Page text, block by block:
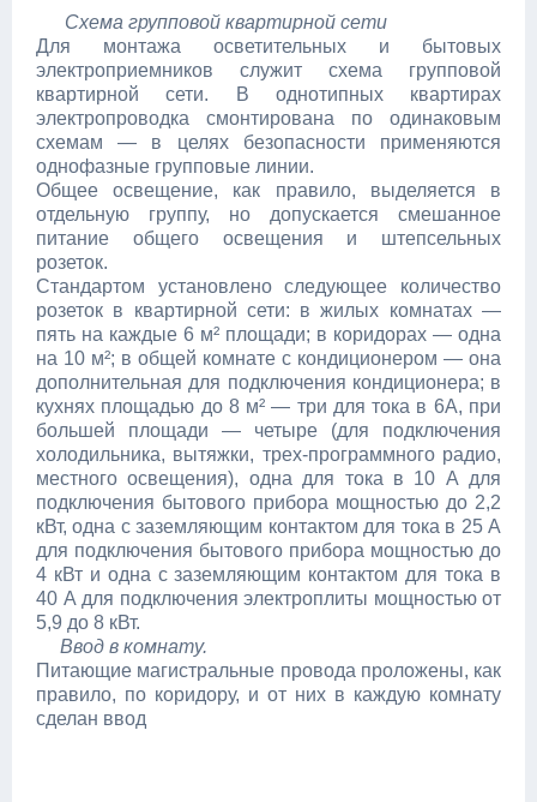
Схема групповой квартирной сети
Для монтажа осветительных и бытовых
электроприемников служит схема групповой
квартирной сети. В однотипных квартирах
электропроводка смонтирована по одинаковым
схемам — в целях безопасности применяются
однофазные групповые линии.
Общее освещение, как правило, выделяется в
отдельную группу, но допускается смешанное
питание общего освещения и штепсельных
розеток.
Стандартом установлено следующее количество
розеток в квартирной сети: в жилых комнатах —
пять на каждые 6 м² площади; в коридорах — одна
на 10 м²; в общей комнате с кондиционером — она
дополнительная для подключения кондиционера; в
кухнях площадью до 8 м² — три для тока в 6А, при
большей площади — четыре (для подключения
холодильника, вытяжки, трех-программного радио,
местного освещения), одна для тока в 10 А для
подключения бытового прибора мощностью до 2,2
кВт, одна с заземляющим контактом для тока в 25 А
для подключения бытового прибора мощностью до
4 кВт и одна с заземляющим контактом для тока в
40 А для подключения электроплиты мощностью от
5,9 до 8 кВт.
Ввод в комнату.
Питающие магистральные провода проложены, как
правило, по коридору, и от них в каждую комнату
сделан ввод